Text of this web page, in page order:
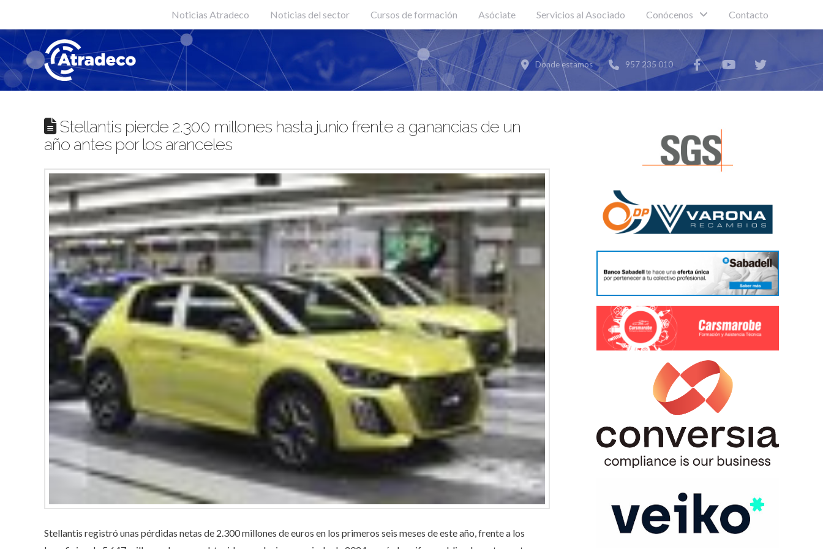
Noticias Atradeco Noticias del sector Cursos de formación Asóciate Servicios al Asociado Conócenos Contacto
Donde estamos 957 235 010
Stellantis pierde 2.300 millones hasta junio frente a ganancias de un
año antes por los aranceles
Stellantis registró unas pérdidas netas de 2.300 millones de euros en los primeros seis meses de este año, frente a los